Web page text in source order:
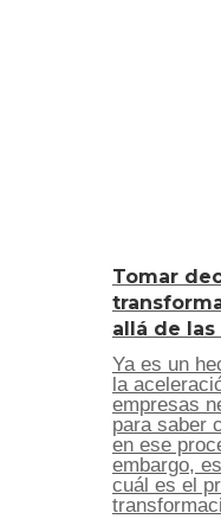
Tomar
allá de
Ya es un
la
empresas
para saber
en ese
embargo,
cuál es el